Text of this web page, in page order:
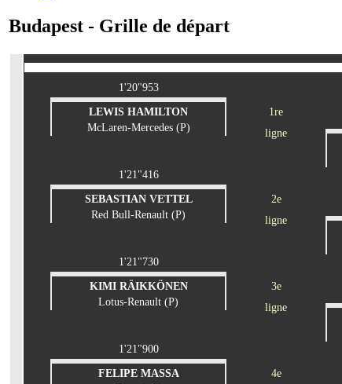
Budapest - Grille de départ
1'20"953
LEWIS HAMILTON
McLaren-Mercedes (P)
1re
ligne
1'21"416
SEBASTIAN VETTEL
Red Bull-Renault (P)
2e
ligne
1'21"730
KIMI RÄIKKÖNEN
Lotus-Renault (P)
3e
ligne
1'21"900
FELIPE MASSA
4e